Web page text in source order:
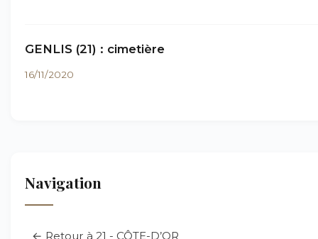
GENLIS (21) : cimetière
16/11/2020
Navigation
← Retour à 21 - CÔTE-D’OR